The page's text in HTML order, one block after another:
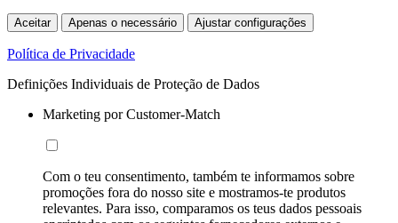
Aceitar Apenas o necessário Ajustar configurações
Política de Privacidade
Definições Individuais de Proteção de Dados
Marketing por Customer-Match
Com o teu consentimento, também te informamos sobre
promoções fora do nosso site e mostramos-te produtos
relevantes. Para isso, comparamos os teus dados pessoais